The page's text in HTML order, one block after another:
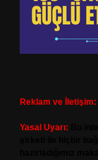
Reklam ve İletişim:
Yasal Uyarı: